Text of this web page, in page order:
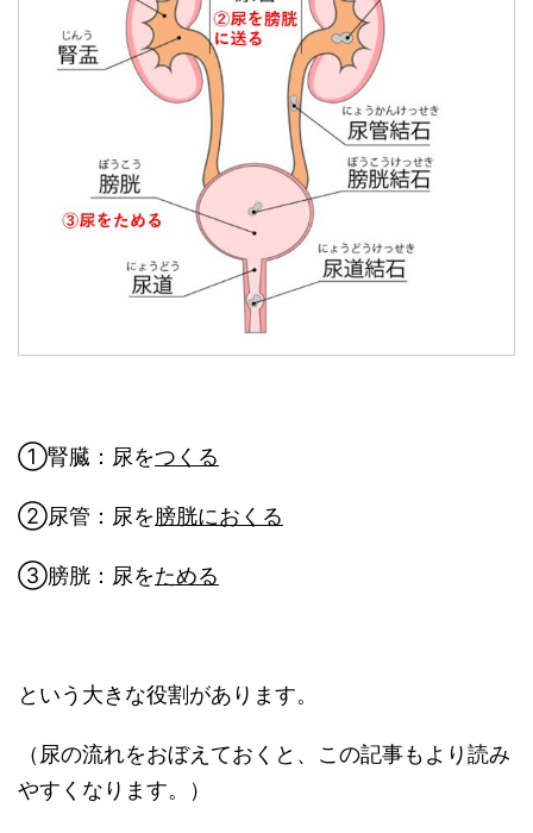
①腎臓：尿をつくる
②尿管：尿を膀胱におくる
③膀胱：尿をためる
という大きな役割があります。
（尿の流れをおぼえておくと、この記事もより読み
やすくなります。）